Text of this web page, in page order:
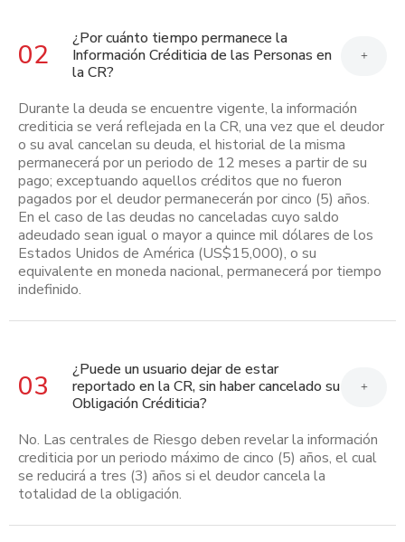
02
¿Por cuánto tiempo permanece la
Información Créditicia de las Personas en
la CR?
+
Durante la deuda se encuentre vigente, la información
crediticia se verá reflejada en la CR, una vez que el deudor
o su aval cancelan su deuda, el historial de la misma
permanecerá por un periodo de 12 meses a partir de su
pago; exceptuando aquellos créditos que no fueron
pagados por el deudor permanecerán por cinco (5) años.
En el caso de las deudas no canceladas cuyo saldo
adeudado sean igual o mayor a quince mil dólares de los
Estados Unidos de América (US$15,000), o su
equivalente en moneda nacional, permanecerá por tiempo
indefinido.
03
¿Puede un usuario dejar de estar
reportado en la CR, sin haber cancelado su
Obligación Créditicia?
+
No. Las centrales de Riesgo deben revelar la información
crediticia por un periodo máximo de cinco (5) años, el cual
se reducirá a tres (3) años si el deudor cancela la
totalidad de la obligación.